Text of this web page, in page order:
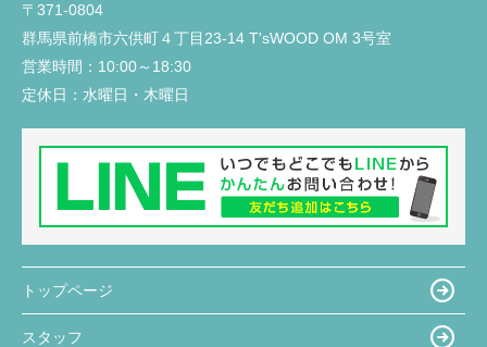
〒371-0804
群馬県前橋市六供町４丁目23‐14 T'sWOOD OM 3号室
営業時間： 10:00～18:30
定休日： 水曜日・木曜日
トップページ
スタッフ